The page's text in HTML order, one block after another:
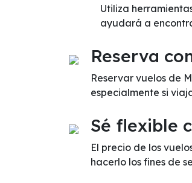
Utiliza
ayudará a
Reserva
Reservar vuelos de
especialmente si
Sé flexible
El precio de los
hacerlo los fines de